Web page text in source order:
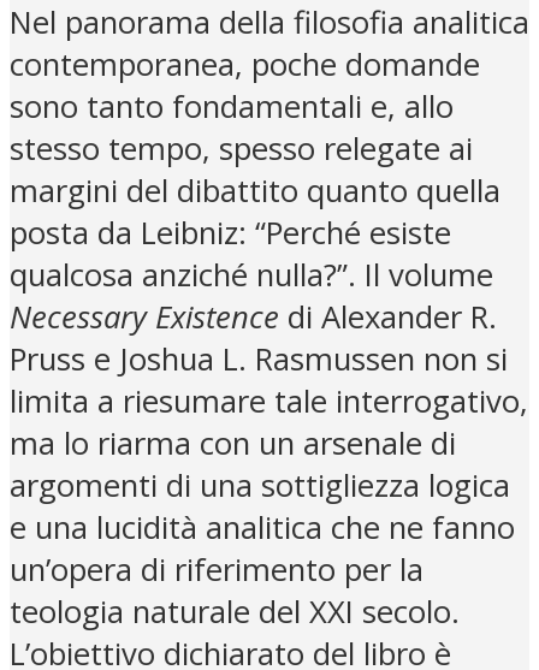
Nel panorama della filosofia analitica
contemporanea, poche domande
sono tanto fondamentali e, allo
stesso tempo, spesso relegate ai
margini del dibattito quanto quella
posta da Leibniz: “Perché esiste
qualcosa anziché nulla?”. Il volume
Necessary Existence di Alexander R.
Pruss e Joshua L. Rasmussen non si
limita a riesumare tale interrogativo,
ma lo riarma con un arsenale di
argomenti di una sottigliezza logica
e una lucidità analitica che ne fanno
un’opera di riferimento per la
teologia naturale del XXI secolo.
L’obiettivo dichiarato del libro è